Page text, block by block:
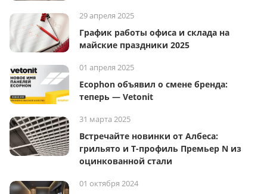
29 апреля 2025
График работы офиса и склада на
майские праздники 2025
01 апреля 2025
Ecophon объявил о смене бренда:
теперь — Vetonit
31 марта 2025
Встречайте новинки от Албеса:
грильято и Т-профиль Премьер N из
оцинкованной стали
01 октября 2024